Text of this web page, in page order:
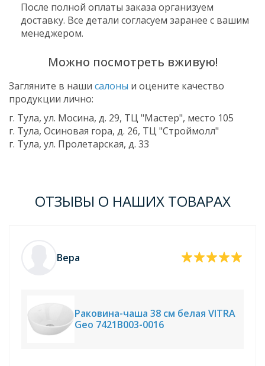
После полной оплаты заказа организуем
доставку. Все детали согласуем заранее с вашим
менеджером.
Можно посмотреть вживую!
Загляните в наши салоны и оцените качество
продукции лично:
г. Тула, ул. Мосина, д. 29, ТЦ "Мастер", место 105
г. Тула, Осиновая гора, д. 26, ТЦ "Строймолл"
г. Тула, ул. Пролетарская, д. 33
ОТЗЫВЫ О НАШИХ ТОВАРАХ
Вера
Раковина-чаша 38 см белая VITRA
Geo 7421B003-0016